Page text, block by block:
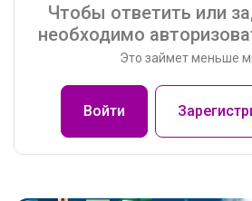
Чтобы ответить или
необходимо
Это займет меньше
Войти